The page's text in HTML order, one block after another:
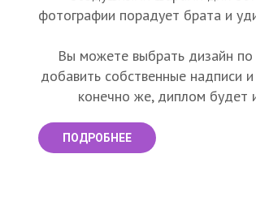
фотографии порадует брата и
Вы можете выбрать дизайн по
добавить собственные надписи
конечно же, диплом будет
ПОДРОБНЕЕ